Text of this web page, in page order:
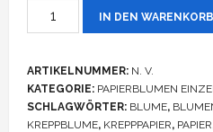
Papierblume
Fancy
Menge
IN DEN WARENKORB
ARTIKELNUMMER: N. V.
KATEGORIE: PAPIERBLUMEN
SCHLAGWÖRTER: BLUME,
KREPPBLUME, KREPPPAPIER, PAPIER